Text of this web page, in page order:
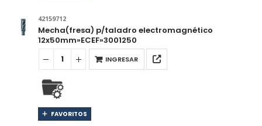
42159712
Mecha(fresa) p/taladro electromagnético
12x50mm»ECEF»3001250
INGRESAR
FAVORITOS